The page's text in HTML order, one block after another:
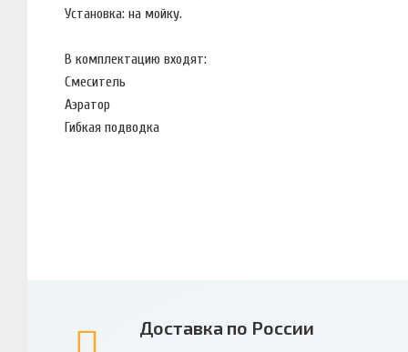
Установка: на мойку.
В комплектацию входят:
Смеситель
Аэратор
Гибкая подводка
Доставка по России